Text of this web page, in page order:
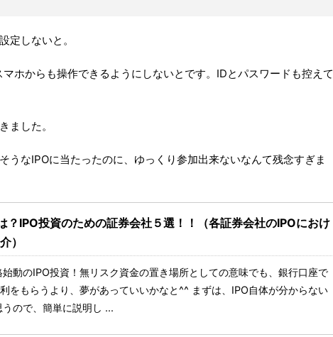
定しないと。
ホからも操作できるようにしないとです。IDとパスワードも控えて
ました。
うなIPOに当たったのに、ゆっくり参加出来ないなんて残念すぎま
？IPO投資のための証券会社５選！！（各証券会社のIPOにおけ
）
始動のIPO投資！無リスク資金の置き場所としての意味でも、銀行口座で
をもらうより、夢があっていいかなと^^ まずは、IPO自体が分からない
うので、簡単に説明し ...